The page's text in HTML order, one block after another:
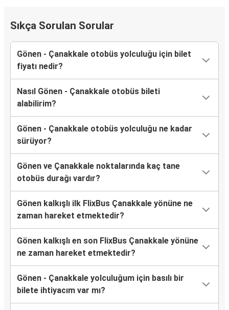
Sıkça Sorulan Sorular
Gönen - Çanakkale otobüs yolculuğu için bilet
fiyatı nedir?
Nasıl Gönen - Çanakkale otobüs bileti
alabilirim?
Gönen - Çanakkale otobüs yolculuğu ne kadar
sürüyor?
Gönen ve Çanakkale noktalarında kaç tane
otobüs durağı vardır?
Gönen kalkışlı ilk FlixBus Çanakkale yönüne ne
zaman hareket etmektedir?
Gönen kalkışlı en son FlixBus Çanakkale yönüne
ne zaman hareket etmektedir?
Gönen - Çanakkale yolculuğum için basılı bir
bilete ihtiyacım var mı?